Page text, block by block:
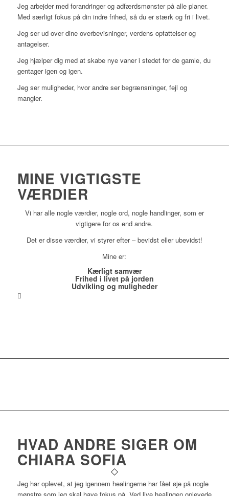
Jeg arbejder med forandringer og adfærdsmønster på alle planer.
Med særligt fokus på din indre frihed, så du er stærk og fri i livet.
Jeg ser ud over dine overbevisninger, verdens opfattelser og
antagelser.
Jeg hjælper dig med at skabe nye vaner i stedet for de gamle, du
gentager igen og igen.
Jeg ser muligheder, hvor andre ser begrænsninger, fejl og
mangler.
MINE VIGTIGSTE
VÆRDIER
Vi har alle nogle værdier, nogle ord, nogle handlinger, som er
vigtigere for os end andre.
Det er disse værdier, vi styrer efter – bevidst eller ubevidst!
Mine er:
Kærligt samvær
Frihed i livet på jorden
Udvikling og muligheder
HVAD ANDRE SIGER OM
CHIARA SOFIA
Jeg har oplevet, at jeg igennem healingerne har fået øje på nogle